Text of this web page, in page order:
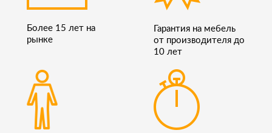
Более 15 лет на
рынке
Гарантия на мебель
от производителя до
10 лет